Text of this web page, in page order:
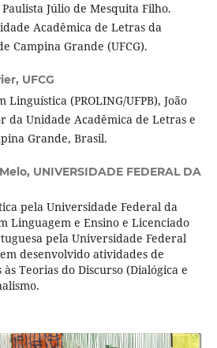
Júlio de Mesquita Filho.
Acadêmica de Letras da
Campina Grande (UFCG).
UFCG
Linguística (PROLING/UFPB), João
da Unidade Acadêmica de Letras e
Grande, Brasil.
UNIVERSIDADE FEDERAL DA
pela Universidade Federal da
Linguagem e Ensino e Licenciado
pela Universidade Federal
desenvolvido atividades de
Teorias do Discurso (Dialógica e